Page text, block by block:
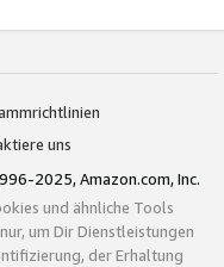
uns
2025, Amazon.com, Inc.
und ähnliche Tools
um Dir Dienstleistungen
der Erhaltung